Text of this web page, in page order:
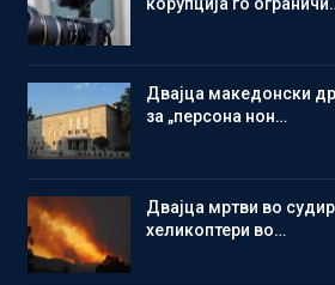
Двајца македонски
за „персона нон…
Двајца мртви во
хеликоптери во…